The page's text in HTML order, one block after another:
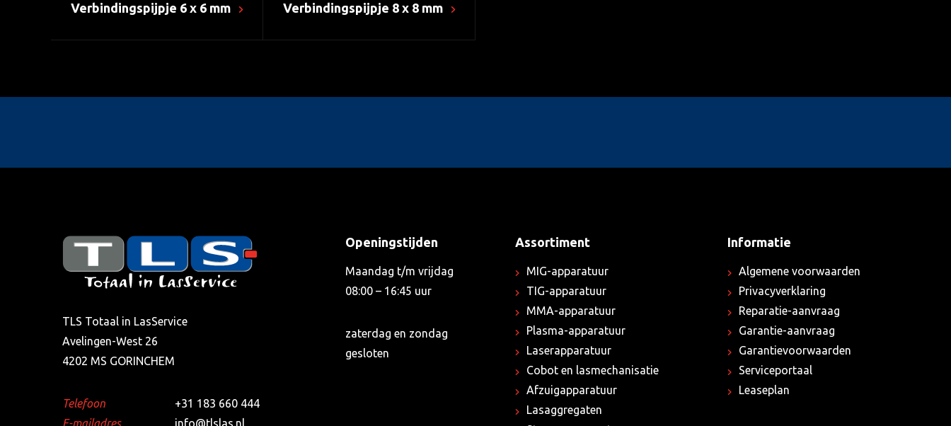
Verbindingspijpje 6 x 6 mm Verbindingspijpje 8 x 8 mm
TLS Totaal in LasService
Avelingen-West 26
4202 MS GORINCHEM
Telefoon
+31 183 660 444
E-mailadres
info@tlslas.nl
Openingstijden
Maandag t/m vrijdag
08:00 – 16:45 uur
zaterdag en zondag
gesloten
Assortiment
MIG-apparatuur
TIG-apparatuur
MMA-apparatuur
Plasma-apparatuur
Laserapparatuur
Cobot en lasmechanisatie
Afzuigapparatuur
Lasaggregaten
Informatie
Algemene voorwaarden
Privacyverklaring
Reparatie-aanvraag
Garantie-aanvraag
Garantievoorwaarden
Serviceportaal
Leaseplan